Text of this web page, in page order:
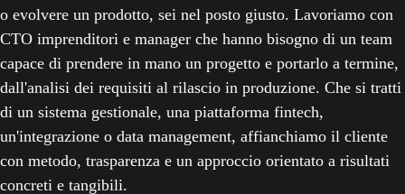
o evolvere un prodotto, sei nel posto giusto. Lavoriamo con
CTO imprenditori e manager che hanno bisogno di un team
capace di prendere in mano un progetto e portarlo a termine,
dall'analisi dei requisiti al rilascio in produzione. Che si tratti
di un sistema gestionale, una piattaforma fintech,
un'integrazione o data management, affianchiamo il cliente
con metodo, trasparenza e un approccio orientato a risultati
concreti e tangibili.